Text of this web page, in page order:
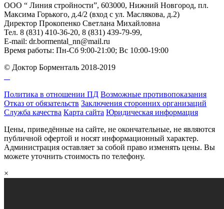
ООО “ Линия стройности”, 603000, Нижний Новгород, пл.
Максима Горького, д.4/2 (вход с ул. Маслякова, д.2)
Директор Прокопенко Светлана Михайловна
Тел. 8 (831) 410-36-20, 8 (831) 439-79-99,
E-mail: dr.bormental_nn@mail.ru
Время работы: Пн-Сб 9:00-21:00; Вс 10:00-19:00
© Доктор Борменталь 2018-2019
Политика в отношении ПД Возможные противопоказания
Отказ от обязательств Заключения сторонних организаций
Служба качества Карта сайта Юридическая информация
Цены, приведённые на сайте, не окончательные, не являются
публичной офертой и носят информационный характер.
Администрация оставляет за собой право изменять цены. Вы
можете уточнить стоимость по телефону.
×